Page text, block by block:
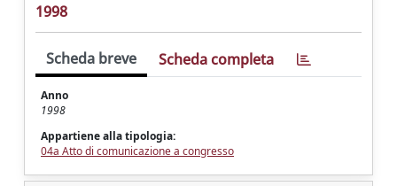
1998
Scheda breve Scheda completa
Anno
1998
Appartiene alla tipologia:
04a Atto di comunicazione a congresso